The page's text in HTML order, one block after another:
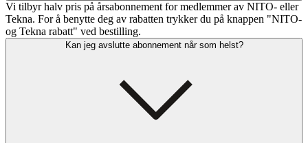
Vi tilbyr halv pris på årsabonnement for medlemmer av NITO- eller
Tekna. For å benytte deg av rabatten trykker du på knappen "NITO-
og Tekna rabatt" ved bestilling.
Kan jeg avslutte abonnement når som helst?